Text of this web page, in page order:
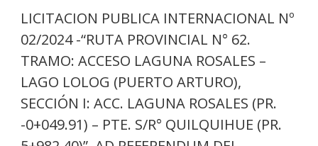
LICITACION PUBLICA INTERNACIONAL Nº
02/2024 -“RUTA PROVINCIAL N° 62.
TRAMO: ACCESO LAGUNA ROSALES –
LAGO LOLOG (PUERTO ARTURO),
SECCIÓN I: ACC. LAGUNA ROSALES (PR.
-0+049.91) – PTE. S/R° QUILQUIHUE (PR.